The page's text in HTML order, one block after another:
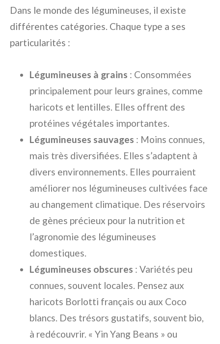
Dans le monde des légumineuses, il existe
différentes catégories. Chaque type a ses
particularités :
Légumineuses à grains : Consommées
principalement pour leurs graines, comme
haricots et lentilles. Elles offrent des
protéines végétales importantes.
Légumineuses sauvages : Moins connues,
mais très diversifiées. Elles s’adaptent à
divers environnements. Elles pourraient
améliorer nos légumineuses cultivées face
au changement climatique. Des réservoirs
de gènes précieux pour la nutrition et
l’agronomie des légumineuses
domestiques.
Légumineuses obscures : Variétés peu
connues, souvent locales. Pensez aux
haricots Borlotti français ou aux Coco
blancs. Des trésors gustatifs, souvent bio,
à redécouvrir. « Yin Yang Beans » ou